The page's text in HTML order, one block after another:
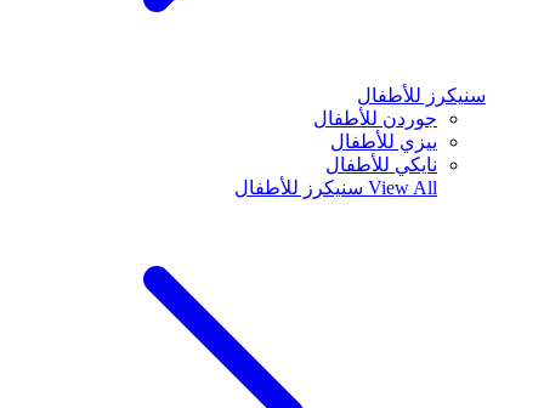
سنيكرز للأطفال
جوردن للأطفال
ييزي للأطفال
نايكي للأطفال
View All سنيكرز للأطفال